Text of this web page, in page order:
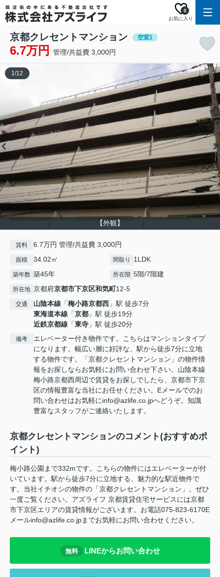
お気に入り
0
京都クレセントマンション 空室1
6.7万円 管理/共益費 3,000円
【外観】
1/12
賃料 6.7万円 管理/共益費 3,000円
面積 34.02㎡ 間取り 1LDK
築年数 築45年 所在階 5階/7階建
所在地 京都府京都市下京区和気町12-5
交通 山陰本線 「梅小路京都西 」駅 徒歩7分
東海道本線 「京都 」駅 徒歩19分
近鉄京都線 「東寺 」駅 徒歩20分
備考
エレベーター付き物件です。こちらはマンションタイプ
になります。幅広い層に好評な、駅から徒歩7分に立地
する物件です。「京都クレセントマンション」の物件情
報をお探しならお気軽にお問い合わせ下さい。山陰本線
梅小路京都西周辺で賃貸をお探しでしたら、京都市下京
区の情報豊富な当社にお任せください。Eメールでのお
問い合わせはお気軽にinfo@azlife.co.jpへどうぞ。知識
豊富なスタッフがご連絡いたします。
京都クレセントマンションのコメント(おすすめポ
イント)
梅小路公園まで332mです。こちらの物件にはエレベーターが付
いています。駅から徒歩7分に立地する、魅力的な駅近物件で
す。当社イチオシの物件の「京都クレセントマンション」。ぜひ
一度ご覧ください。アズライフ 京都賃貸住宅サービスには京都
市下京区エリアの賃貸情報がございます。お電話075-823-6170E
メールinfo@azlife.co.jpまでお気軽にお問い合わせください。
無料 LINEからお問い合わせ